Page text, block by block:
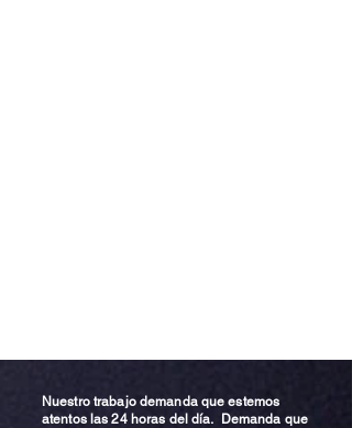
Nuestro trabajo demanda que estemos
atentos las 24 horas del día. Demanda que